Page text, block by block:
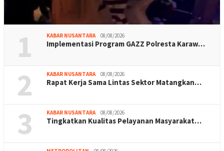
1 KABAR NUSANTARA 08/08/2026
Implementasi Program GAZZ Polresta Karaw…
2 KABAR NUSANTARA 08/08/2026
Rapat Kerja Sama Lintas Sektor Matangkan…
3 KABAR NUSANTARA 08/08/2026
Tingkatkan Kualitas Pelayanan Masyarakat…